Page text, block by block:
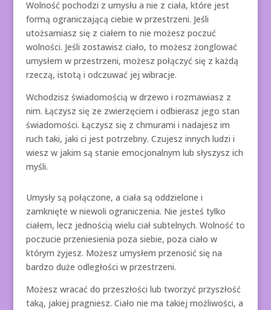
Wolność pochodzi z umysłu a nie z ciała, które jest
formą ograniczającą ciebie w przestrzeni. Jeśli
utożsamiasz się z ciałem to nie możesz poczuć
wolności. Jeśli zostawisz ciało, to możesz żonglować
umysłem w przestrzeni, możesz połączyć się z każdą
rzeczą, istotą i odczuwać jej wibracje.
Wchodzisz świadomością w drzewo i rozmawiasz z
nim. Łączysz się ze zwierzęciem i odbierasz jego stan
świadomości. Łączysz się z chmurami i nadajesz im
ruch taki, jaki ci jest potrzebny. Czujesz innych ludzi i
wiesz w jakim są stanie emocjonalnym lub słyszysz ich
myśli.
Umysły są połączone, a ciała są oddzielone i
zamknięte w niewoli ograniczenia. Nie jesteś tylko
ciałem, lecz jednością wielu ciał subtelnych. Wolność to
poczucie przeniesienia poza siebie, poza ciało w
którym żyjesz. Możesz umysłem przenosić się na
bardzo duże odległości w przestrzeni.
Możesz wracać do przeszłości lub tworzyć przyszłość
taką, jakiej pragniesz. Ciało nie ma takiej możliwości, a